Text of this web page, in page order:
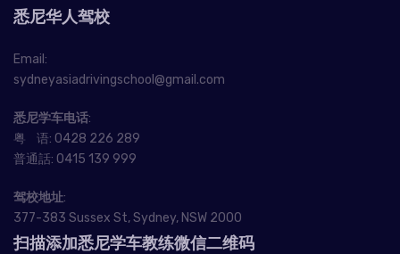
悉尼华人驾校
Email:
sydneyasiadrivingschool@gmail.com
悉尼学车电话:
粤 语: 0428 226 289
普通話: 0415 139 999
驾校地址:
377-383 Sussex St, Sydney, NSW 2000
扫描添加悉尼学车教练微信二维码